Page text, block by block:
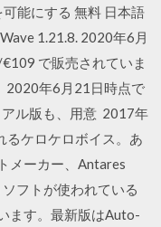
能にする 無料 日本語
1.21.8. 2020年6月
で販売されていま
2020年6月21日時点で
ル版も、用意 2017年
るケロケロボイス。あ
メーカー、Antares
フトが使われている
ます。最新版はAuto-